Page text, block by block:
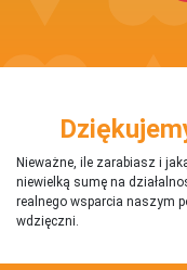
Nieważne, ile zarabiasz i
niewielką sumę na
realnego wsparcia naszym
wdzięczni.